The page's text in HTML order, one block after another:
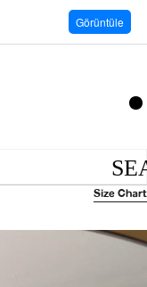
Size Chart
Görüntüle